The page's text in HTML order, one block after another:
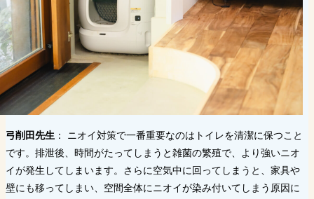
弓削田先生 ： ニオイ対策で一番重要なのはトイレを清潔に保つこと
です。排泄後、時間がたってしまうと雑菌の繁殖で、より強いニオ
イが発生してしまいます。さらに空気中に回ってしまうと、家具や
壁にも移ってしまい、空間全体にニオイが染み付いてしまう原因に